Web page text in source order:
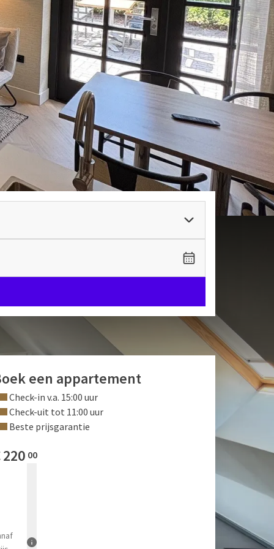
een appartement
Check-in v.a. 15:00 uur
Check-uit tot 11:00 uur
Beste prijsgarantie
220 00